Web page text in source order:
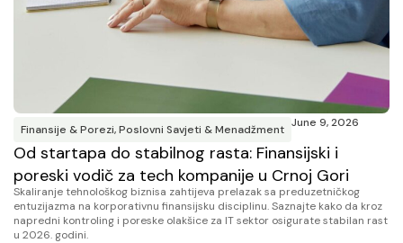
Finansije & Porezi,Poslovni Savjeti & Menadžment June 9, 2026
Od startapa do stabilnog rasta: Finansijski i
poreski vodič za tech kompanije u Crnoj Gori
Skaliranje tehnološkog biznisa zahtijeva prelazak sa preduzetničkog
entuzijazma na korporativnu finansijsku disciplinu. Saznajte kako da kroz
napredni kontroling i poreske olakšice za IT sektor osigurate stabilan rast
u 2026. godini.